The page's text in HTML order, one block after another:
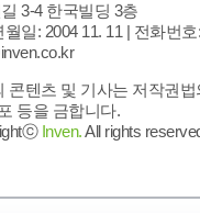
3-4 한국빌딩 3층
일: 2004 11. 11 | 전화번호
콘텐츠 및 기사는 저작권
등을 금합니다.
Inven.All rights